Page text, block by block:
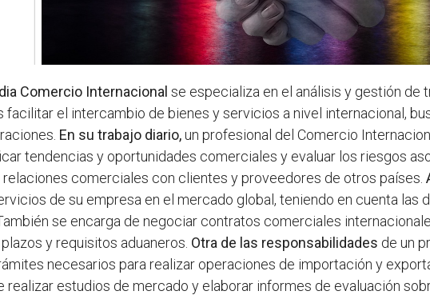
Comercio Internacional se especializa en el análisis y gestión
facilitar el intercambio de bienes y servicios a nivel internacional,
En su trabajo diario,un profesional del Comercio
tendencias y oportunidades comerciales y evaluar los riesgos
comerciales con clientes y proveedores de otros países.
de su empresa en el mercado global, teniendo en cuenta
se encarga de negociar contratos comerciales
y requisitos aduaneros. Otra de las responsabilidades de un
necesarios para realizar operaciones de importación y
realizar estudios de mercado y elaborar informes de evaluación